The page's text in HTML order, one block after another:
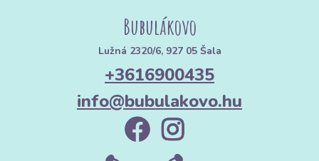
Bubulákovo
Lužná 2320/6, 927 05 Šala
+3616900435
info@bubulakovo.hu